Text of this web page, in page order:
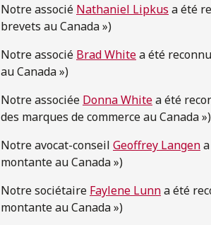
Notre associé Nathaniel Lipkus a été
brevets au Canada »)
Notre associé Brad Whitea été
au Canada »)
Notre associée Donna Whitea été
des marques de commerce au Canada »)
Notre avocat-conseil Geoffrey Langen
montante au Canada »)
Notre sociétaire Faylene Lunna été
montante au Canada »)